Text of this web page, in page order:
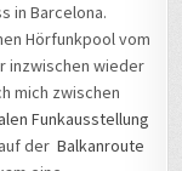
in Barcelona.
Hörfunkpool vom
inzwischen wieder
mich zwischen
Funkausstellung
auf derBalkanroute